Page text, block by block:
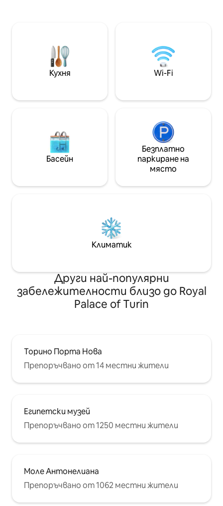
✔ Sunny Open - Concept Living +
разтегателен диван ✔ Напълно
оборудвана кухня ✔
Високоскоростен Wi - Fi ✔ Работни
Климатик ✔ Асансьор ✔ Платен
приятен
двойки и
дали
е идеалната
Кухня Wi-Fi
Басейн
Безплатно
паркиране на
място
Климатик
Други най-популярни
забележителности близо до Royal
Palace of Turin
Торино Порта Нова
Препоръчвано от 14 местни жители
Египетски музей
Препоръчвано от 1250 местни жители
Моле Антонелиана
Препоръчвано от 1062 местни жители